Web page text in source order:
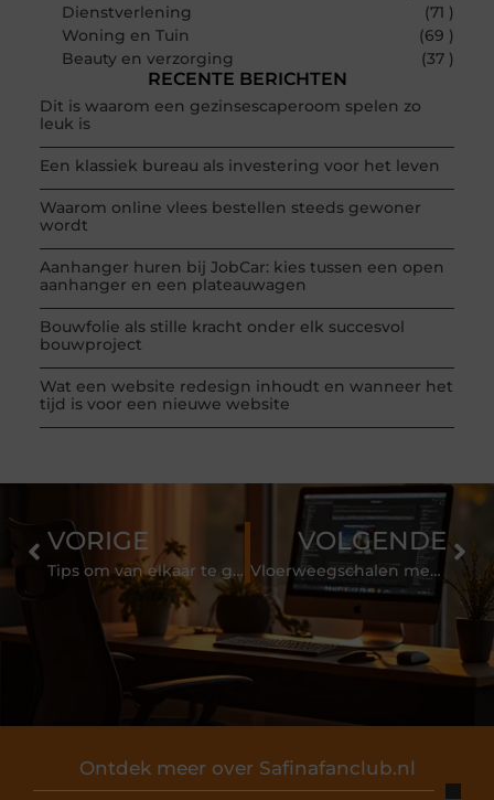
Dienstverlening
(71 )
Woning en Tuin
(69 )
Beauty en verzorging
(37 )
RECENTE BERICHTEN
Dit is waarom een gezinsescaperoom spelen zo
leuk is
Een klassiek bureau als investering voor het leven
Waarom online vlees bestellen steeds gewoner
wordt
Aanhanger huren bij JobCar: kies tussen een open
aanhanger en een plateauwagen
Bouwfolie als stille kracht onder elk succesvol
bouwproject
Wat een website redesign inhoudt en wanneer het
tijd is voor een nieuwe website
Ontdek meer over Safinafanclub.nl
VORIGE
Tips om van elkaar te genieten
VOLGENDE
Vloerweegschalen met diverse capaciteiten